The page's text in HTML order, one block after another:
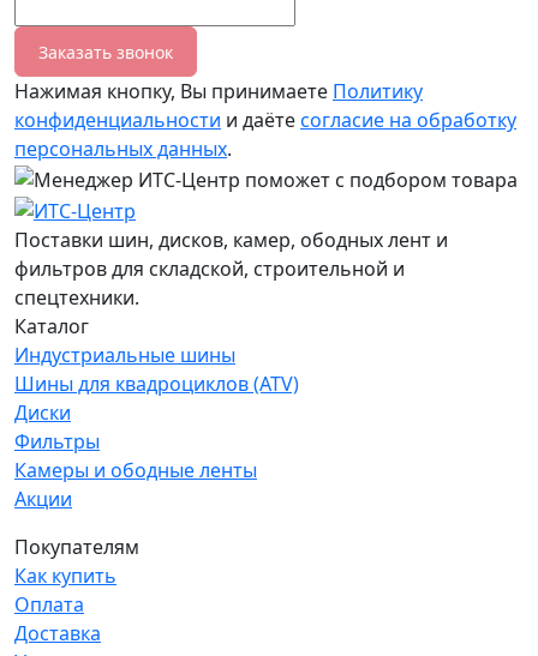
Заказать звонок
Нажимая кнопку, Вы принимаете Политику
конфиденциальности и даётесогласие на обработку
персональных данных.
Поставки шин, дисков, камер, ободных лент и
фильтров для складской, строительной и
спецтехники.
Каталог
Индустриальные шины
Шины для квадроциклов (ATV)
Диски
Фильтры
Камеры и ободные ленты
Акции
Покупателям
Как купить
Оплата
Доставка